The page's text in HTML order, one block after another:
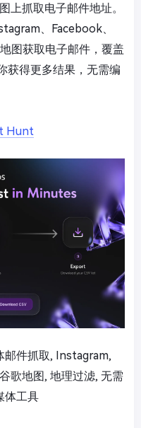
上抓取电子邮件地址。
、Facebook、
图获取电子邮件，覆盖
获得更多结果，无需编
Hunt
邮件抓取, Instagram,
歌地图, 地理过滤, 无需
体工具